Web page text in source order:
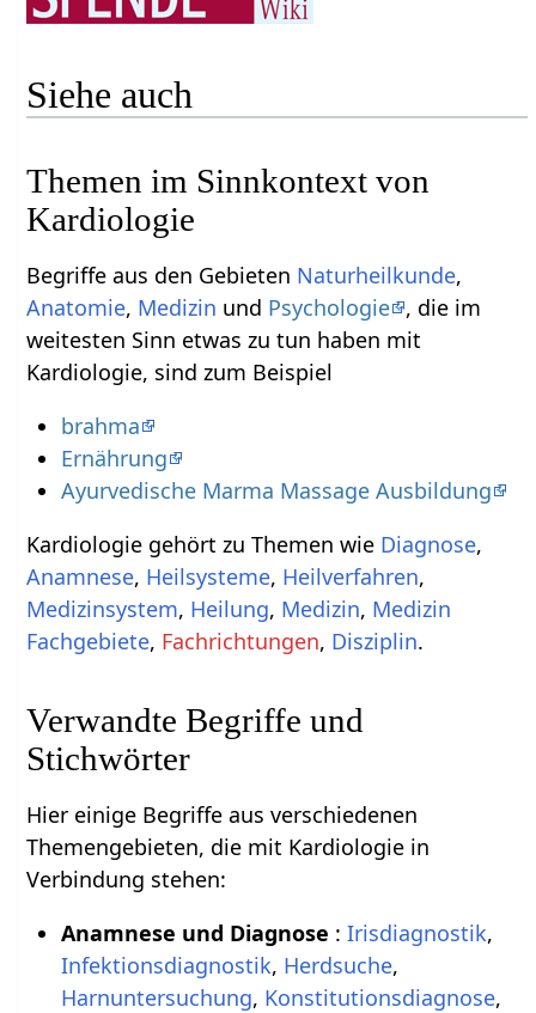
Siehe auch
Themen im Sinnkontext von
Kardiologie
Begriffe aus den Gebieten Naturheilkunde,
Anatomie, Medizin und Psychologie , die im
weitesten Sinn etwas zu tun haben mit
Kardiologie, sind zum Beispiel
brahma
Ernährung
Ayurvedische Marma Massage Ausbildung
Kardiologie gehört zu Themen wie Diagnose,
Anamnese, Heilsysteme, Heilverfahren,
Medizinsystem, Heilung, Medizin, Medizin
Fachgebiete, Fachrichtungen, Disziplin.
Verwandte Begriffe und
Stichwörter
Hier einige Begriffe aus verschiedenen
Themengebieten, die mit Kardiologie in
Verbindung stehen:
Anamnese und Diagnose : Irisdiagnostik,
Infektionsdiagnostik, Herdsuche,
Harnuntersuchung, Konstitutionsdiagnose,